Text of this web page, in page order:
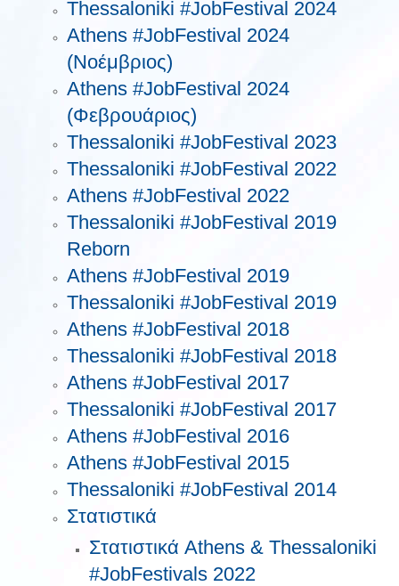
Thessaloniki #JobFestival 2024
Athens #JobFestival 2024
(Νοέμβριος)
Athens #JobFestival 2024
(Φεβρουάριος)
Thessaloniki #JobFestival 2023
Thessaloniki #JobFestival 2022
Athens #JobFestival 2022
Thessaloniki #JobFestival 2019
Reborn
Athens #JobFestival 2019
Thessaloniki #JobFestival 2019
Athens #JobFestival 2018
Thessaloniki #JobFestival 2018
Athens #JobFestival 2017
Τhessaloniki #JobFestival 2017
Athens #JobFestival 2016
Athens #JobFestival 2015
Thessaloniki #JobFestival 2014
Στατιστικά
Στατιστικά Athens & Thessaloniki
#JobFestivals 2022